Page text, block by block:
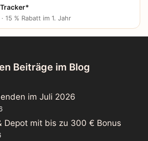
15 % Rabatt im 1. Jahr
Beiträge im Blog
im Juli 2026
Depot mit bis zu 300 € Bonus